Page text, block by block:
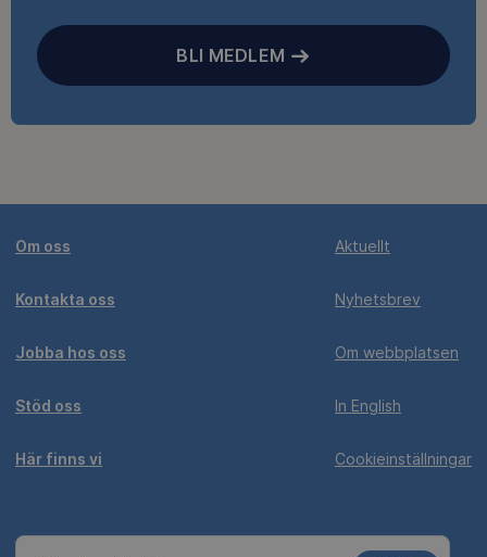
BLI MEDLEM
Om oss
Kontakta oss
Jobba hos oss
Stöd oss
Här finns vi
Aktuellt
Nyhetsbrev
Om webbplatsen
In English
Cookieinställningar